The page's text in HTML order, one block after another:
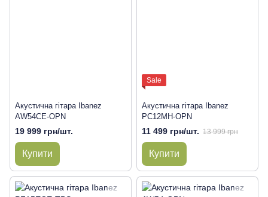
Акустична гітара Ibanez
AW54CE-OPN
19 999 грн/шт.
Купити
Sale
Акустична гітара Ibanez
PC12MH-OPN
11 499 грн/шт. 13 999 грн
Купити